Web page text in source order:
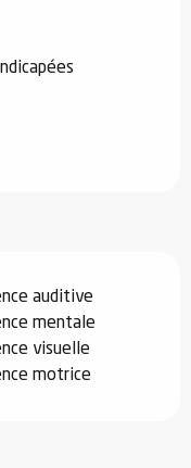
auditive
mentale
visuelle
motrice